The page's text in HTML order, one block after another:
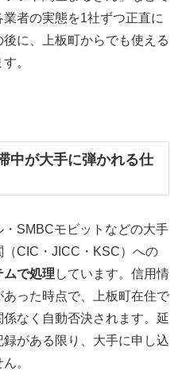
者の実態を1社ずつ正直に
に、上板町からでも使える
。
中が大手に弾かれる仕
SMBCモビットなどの大手
CIC・JICC・KSC）への
ムで処理 しています。信用情
った時点で、上板町在住で
なく自動否決されます。延
がある限り、大手に申し込
。